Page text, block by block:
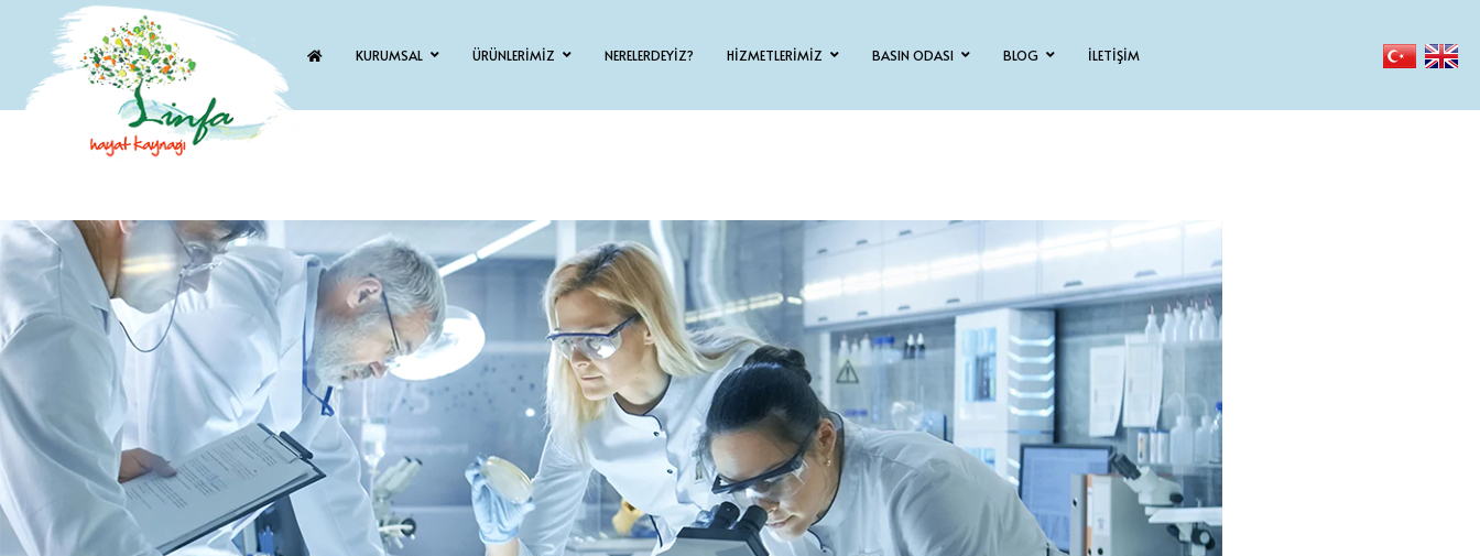
KURUMSAL ÜRÜNLERİMİZ NERELERDEYİZ? HİZMETLERİMİZ BASIN ODASI BLOG İLETİŞİM